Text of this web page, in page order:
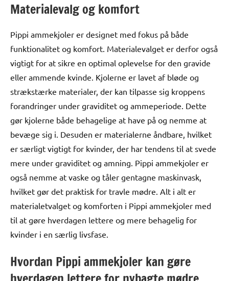
Materialevalg og komfort
Pippi ammekjoler er designet med fokus på både
funktionalitet og komfort. Materialevalget er derfor også
vigtigt for at sikre en optimal oplevelse for den gravide
eller ammende kvinde. Kjolerne er lavet af bløde og
strækstærke materialer, der kan tilpasse sig kroppens
forandringer under graviditet og ammeperiode. Dette
gør kjolerne både behagelige at have på og nemme at
bevæge sig i. Desuden er materialerne åndbare, hvilket
er særligt vigtigt for kvinder, der har tendens til at svede
mere under graviditet og amning. Pippi ammekjoler er
også nemme at vaske og tåler gentagne maskinvask,
hvilket gør det praktisk for travle mødre. Alt i alt er
materialetvalget og komforten i Pippi ammekjoler med
til at gøre hverdagen lettere og mere behagelig for
kvinder i en særlig livsfase.
Hvordan Pippi ammekjoler kan gøre